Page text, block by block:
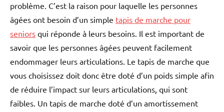
problème. C’est la raison pour laquelle les personnes
âgées ont besoin d’un simple tapis de marche pour
seniors qui réponde à leurs besoins. Il est important de
savoir que les personnes âgées peuvent facilement
endommager leurs articulations. Le tapis de marche que
vous choisissez doit donc être doté d’un poids simple afin
de réduire l’impact sur leurs articulations, qui sont
faibles. Un tapis de marche doté d’un amortissement